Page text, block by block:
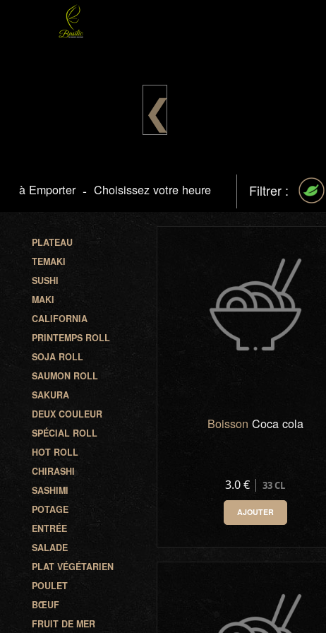
❮
à Emporter - Choisissez votre heure Filtrer :
PLATEAU
TEMAKI
SUSHI
MAKI
CALIFORNIA
PRINTEMPS ROLL
SOJA ROLL
SAUMON ROLL
SAKURA
DEUX COULEUR
SPÉCIAL ROLL
HOT ROLL
CHIRASHI
SASHIMI
POTAGE
ENTRÉE
SALADE
PLAT VÉGÉTARIEN
POULET
BŒUF
FRUIT DE MER
Boisson Coca cola
3.0 € 33 CL
AJOUTER